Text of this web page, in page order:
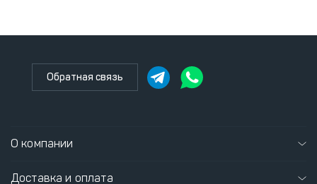
Обратная связь
О компании
Доставка и оплата